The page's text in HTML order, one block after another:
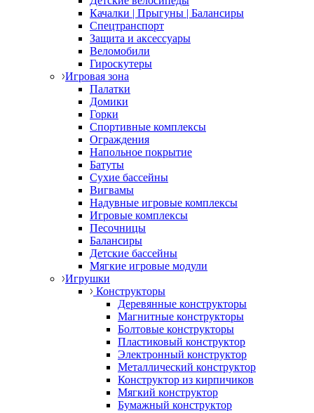
Качалки | Прыгуны | Балансиры
Спецтранспорт
Защита и аксессуары
Веломобили
Гироскутеры
Игровая зона
Палатки
Домики
Горки
Спортивные комплексы
Ограждения
Напольное покрытие
Батуты
Сухие бассейны
Вигвамы
Надувные игровые комплексы
Игровые комплексы
Песочницы
Балансиры
Детские бассейны
Мягкие игровые модули
Игрушки
Конструкторы
Деревянные конструкторы
Магнитные конструкторы
Болтовые конструкторы
Пластиковый конструктор
Электронный конструктор
Металлический конструктор
Конструктор из кирпичиков
Мягкий конструктор
Бумажный конструктор